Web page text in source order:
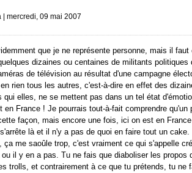
| mercredi, 09 mai 2007
que je ne représente personne, mais il faut
dizaines ou centaines de militants politiques
de télévision au résultat d'une campagne
rien tous les autres, c'est-à-dire en effet des
qui elles, ne se mettent pas dans un tel état
en France ! Je pourrais tout-à-fait comprendre qu'un
façon, mais encore une fois, ici on est en
là et il n'y a pas de quoi en faire tout un cake.
ça me saoûle trop, c'est vraiment ce qui s'appelle
il y en a pas. Tu ne fais que diaboliser les propos
trolls, et contrairement à ce que tu prétends, tu ne